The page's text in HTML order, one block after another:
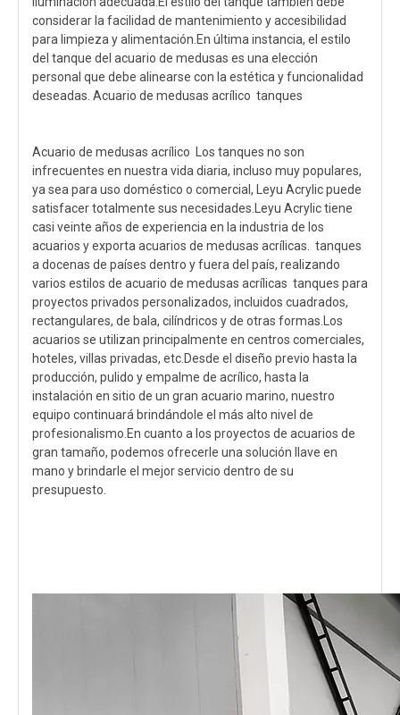
considerar la facilidad de mantenimiento y accesibilidad
para limpieza y alimentación.En última instancia, el estilo
del tanque del acuario de medusas es una elección
personal que debe alinearse con la estética y funcionalidad
deseadas. Acuario de medusas acrílico tanques
Acuario de medusas acrílico Los tanques no son
infrecuentes en nuestra vida diaria, incluso muy populares,
ya sea para uso doméstico o comercial, Leyu Acrylic puede
satisfacer totalmente sus necesidades.Leyu Acrylic tiene
casi veinte años de experiencia en la industria de los
acuarios y exporta acuarios de medusas acrílicas. tanques
a docenas de países dentro y fuera del país, realizando
varios estilos de acuario de medusas acrílicas tanques para
proyectos privados personalizados, incluidos cuadrados,
rectangulares, de bala, cilíndricos y de otras formas.Los
acuarios se utilizan principalmente en centros comerciales,
hoteles, villas privadas, etc.Desde el diseño previo hasta la
producción, pulido y empalme de acrílico, hasta la
instalación en sitio de un gran acuario marino, nuestro
equipo continuará brindándole el más alto nivel de
profesionalismo.En cuanto a los proyectos de acuarios de
gran tamaño, podemos ofrecerle una solución llave en
mano y brindarle el mejor servicio dentro de su
presupuesto.